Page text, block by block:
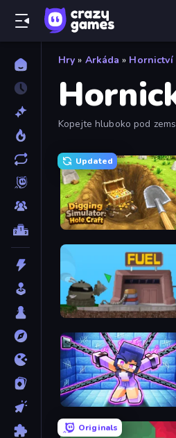
Hry » Arkáda » Hornictví
Kopejte hluboko pod
Updated
Digging Simulator: Hole
Motherload
Mini Mine
Originals